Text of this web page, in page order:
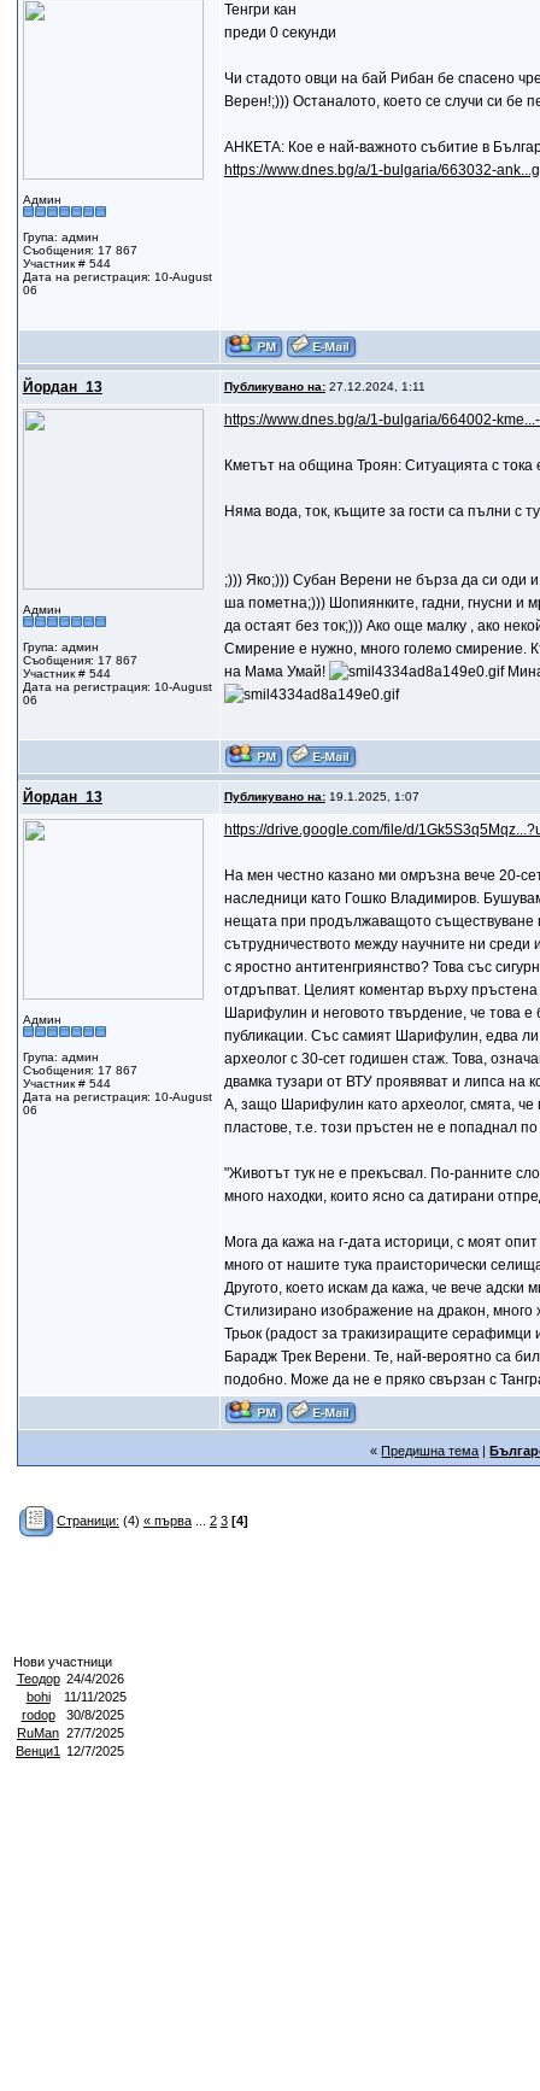
Админ
Група: админ
Съобщения: 17 867
Участник # 544
Дата на регистрация: 10-August
06
Тенгри кан
преди 0 секунди
Чи стадото овци на бай Рибан бе спасено
Верен!;))) Останалото, което се случи си бе
АНКЕТА: Кое е най-важното събитие в
https://www.dnes.bg/a/1-bulgaria/663032-
Йордан_13 Публикувано на:27.12.2024, 1:11
Админ
Група: админ
Съобщения: 17 867
Участник # 544
Дата на регистрация: 10-August
06
https://www.dnes.bg/a/1-bulgaria/664002-
Кметът на община Троян: Ситуацията с тока
Няма вода, ток, къщите за гости са пълни с
;))) Яко;))) Субан Верени не бърза да си оди
ша пометна;))) Шопиянките, гадни, гнусни и
да остаят без ток;))) Ако още малку , ако
Смирение е нужно, много големо смирение.
на Мама Умай!
Йордан_13 Публикувано на:19.1.2025, 1:07
Админ
Група: админ
Съобщения: 17 867
Участник # 544
Дата на регистрация: 10-August
06
https://drive.google.com/file/d/
Нa мен честно казано ми омръзна вече 20-
наследници като Гошко Владимиров.
нещата при продължаващото съществуване
сътрудничеството между научните ни среди
с яростно антитенгриянство? Това със
отдръпват. Целият коментар върху
Шарифулин и неговото твърдение, че това е
публикации. Със самият Шарифулин, едва
археолог с 30-сет годишен стаж. Това,
двамка тузари от ВТУ проявяват и липса на
А, защо Шарифулин като археолог, смята,
пластове, т.е. този пръстен не е попаднал
"Животът тук не е прекъсвал. По-ранните
много находки, които ясно са датирани
Мога да кажа на г-дата историци, с моят
много от нашите тука праисторически
Другото, което искам да кажа, че вече
Стилизирано изображение на дракон, много
Трьок (радост за тракизиращите
Барадж Трек Верени. Те, най-вероятно са
подобно. Може да не е пряко свързан с
«Предишна тема |
Страници: (4) « първа... 2 3 [4]
Нови участници
Теодор 24/4/2026
bohi
11/11/2025
rodop
30/8/2025
RuMan 27/7/2025
Венци1
12/7/2025